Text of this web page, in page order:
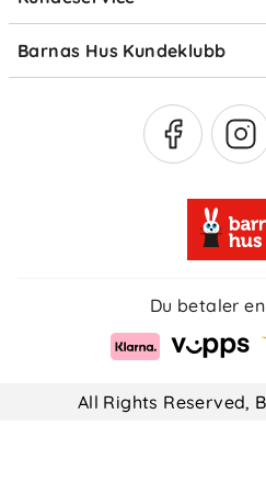
Barnas Hus Kundeklubb
Medlemsvilkår
Du betaler
All Rights Reserved,